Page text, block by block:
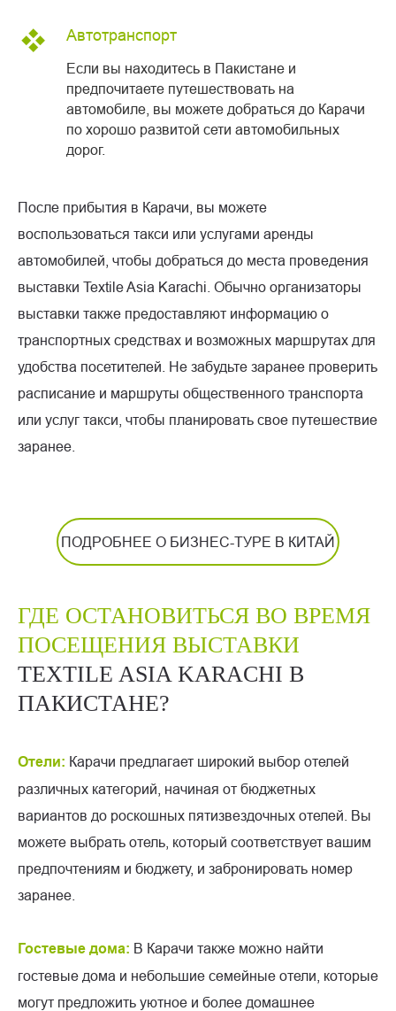
Автотранспорт
Если вы находитесь в Пакистане и
предпочитаете путешествовать на
автомобиле, вы можете добраться до Карачи
по хорошо развитой сети автомобильных
дорог.
После прибытия в Карачи, вы можете
воспользоваться такси или услугами аренды
автомобилей, чтобы добраться до места проведения
выставки Textile Asia Karachi. Обычно организаторы
выставки также предоставляют информацию о
транспортных средствах и возможных маршрутах для
удобства посетителей. Не забудьте заранее проверить
расписание и маршруты общественного транспорта
или услуг такси, чтобы планировать свое путешествие
заранее.
ПОДРОБНЕЕ О БИЗНЕС-ТУРЕ В КИТАЙ
ГДЕ ОСТАНОВИТЬСЯ ВО ВРЕМЯ
ПОСЕЩЕНИЯ ВЫСТАВКИ
TEXTILE ASIA KARACHI В
ПАКИСТАНЕ?
Отели: Карачи предлагает широкий выбор отелей
различных категорий, начиная от бюджетных
вариантов до роскошных пятизвездочных отелей. Вы
можете выбрать отель, который соответствует вашим
предпочтениям и бюджету, и забронировать номер
заранее.
Гостевые дома: В Карачи также можно найти
гостевые дома и небольшие семейные отели, которые
могут предложить уютное и более домашнее